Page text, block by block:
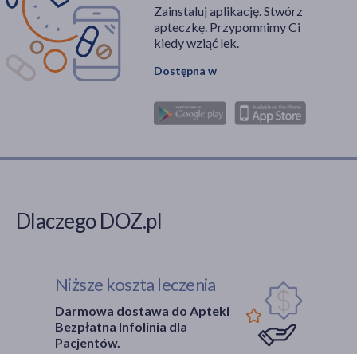
lanolina(1)
kwercetyna(1)
aloes
skóra(4)
Specyfika
Dla alergików (2)
Pora stosowania
Zainstaluj aplikację. Stwórz
apteczkę. Przypomnimy Ci
kiedy wziąć lek.
Dostępna w
Dlaczego DOZ.pl
Niższe koszta leczenia
Darmowa dostawa do Apteki
Bezpłatna Infolinia dla
Pacjentów.